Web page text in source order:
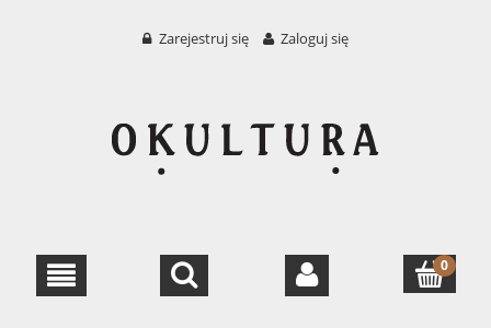
Zarejestruj się Zaloguj się